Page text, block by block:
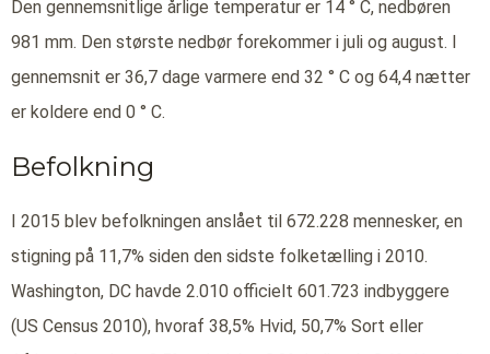
Den gennemsnitlige årlige temperatur er 14 ° C, nedbøren
981 mm. Den største nedbør forekommer i juli og august. I
gennemsnit er 36,7 dage varmere end 32 ° C og 64,4 nætter
er koldere end 0 ° C.
Befolkning
I 2015 blev befolkningen anslået til 672.228 mennesker, en
stigning på 11,7% siden den sidste folketælling i 2010.
Washington, DC havde 2.010 officielt 601.723 indbyggere
(US Census 2010), hvoraf 38,5% Hvid, 50,7% Sort eller